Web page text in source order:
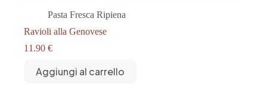
Pasta Fresca Ripiena
Ravioli alla Genovese
11.90 €
Aggiungi al carrello